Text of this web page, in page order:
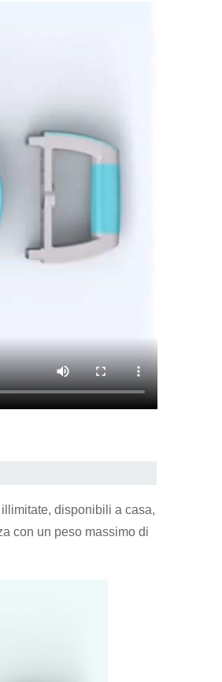
disponibili a casa,
con un peso massimo di